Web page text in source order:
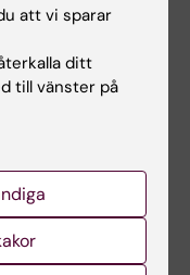
Equality in
denna sida?
att vi sparar
ditt
till vänster på